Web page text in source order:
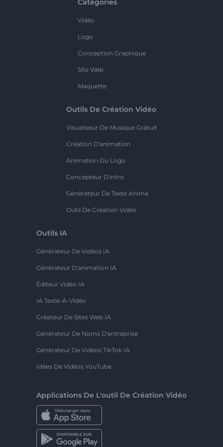
Catégories
Vidéo
Logo
Conception Graphique
Site Web
Maquette
Outils De Création Vidéo
Visualiseur De Musique Gratuit
Création D'animation
Animation Du Logo
Concepteur D'intro
Générateur De Texte Animé
Outil De Création Vidéo
Outils IA
Générateur De Vidéos IA
Générateur D'animation IA
Éditeur Vidéo IA
IA Texte-À-Vidéo
Créateur De Sites Web IA
Générateur De Noms D'entreprise
Générateur De Vidéos TikTok IA
Idées De Vidéos YouTube
Applications De L'outil De Création Vidéo